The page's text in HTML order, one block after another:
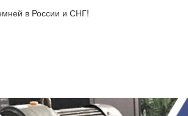
в России и СНГ!